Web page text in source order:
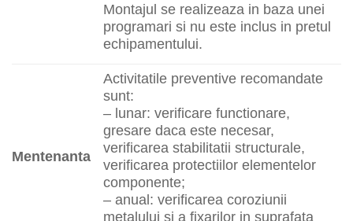
Montajul se realizeaza in baza unei
programari si nu este inclus in pretul
echipamentului.
Mentenanta
Activitatile preventive recomandate
sunt:
– lunar: verificare functionare,
gresare daca este necesar,
verificarea stabilitatii structurale,
verificarea protectiilor elementelor
componente;
– anual: verificarea coroziunii
metalului si a fixarilor in suprafata